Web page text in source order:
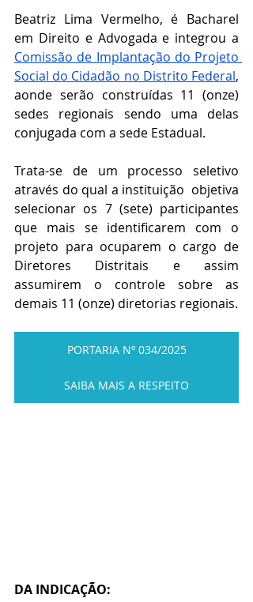
Beatriz Lima Vermelho, é Bacharel
Comissão de Implantação do Projeto
Social do Cidadão no Distrito Federal,
aonde serão construídas 11 (onze)
sedes regionais sendo uma delas
conjugada com a sede Estadual.
Trata-se de um processo seletivo
através do qual a instituição  objetiva
selecionar os 7 (sete) participantes
que mais se identificarem com o
projeto para ocuparem o cargo de
Diretores Distritais e assim
assumirem o controle sobre as
PORTARIA Nº 034/2025
SAIBA MAIS A RESPEITO
DA INDICAÇÃO: